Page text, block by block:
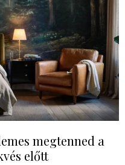
megtenned a
előtt